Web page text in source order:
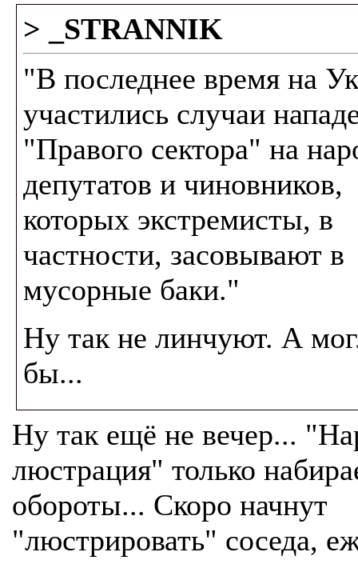
> _STRANNIK
"В последнее время на
участились случаи
"Правого сектора" на
депутатов и чиновников,
которых экстремисты, в
частности, засовывают в
мусорные баки."
Ну так не линчуют. А
бы...
Ну так ещё не вечер...
люстрация" только
обороты... Скоро начнут
"люстрировать" соседа,